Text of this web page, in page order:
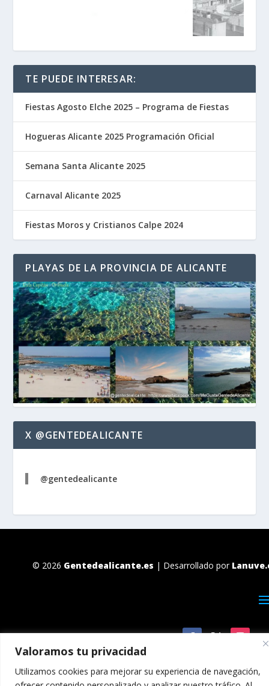
Valoramos tu privacidad
Utilizamos cookies para mejorar su experiencia de navegación,
TE PUEDE INTERESAR:
Fiestas Agosto Elche 2025 – Programa de Fiestas
Hogueras Alicante 2025 Programación Oficial
Semana Santa Alicante 2025
Carnaval Alicante 2025
Fiestas Moros y Cristianos Calpe 2024
PLAYAS DE LA PROVINCIA DE ALICANTE
X @GENTEDEALICANTE
@gentedealicante
© 2026 Gentedealicante.es | Desarrollado por